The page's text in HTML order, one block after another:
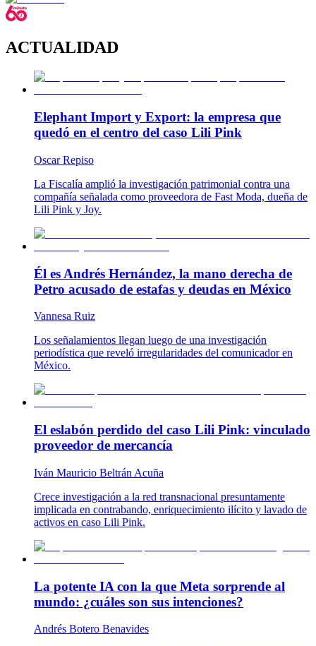
ACTUALIDAD
Elephant Import y Export: la empresa que
quedó en el centro del caso Lili Pink
Oscar Repiso
La Fiscalía amplió la investigación patrimonial contra una
compañía señalada como proveedora de Fast Moda, dueña de
Lili Pink y Joy.
Él es Andrés Hernández, la mano derecha de
Petro acusado de estafas y deudas en México
Vannesa Ruiz
Los señalamientos llegan luego de una investigación
periodística que reveló irregularidades del comunicador en
México.
El eslabón perdido del caso Lili Pink: vinculado
proveedor de mercancía
Iván Mauricio Beltrán Acuña
Crece investigación a la red transnacional presuntamente
implicada en contrabando, enriquecimiento ilícito y lavado de
activos en caso Lili Pink.
La potente IA con la que Meta sorprende al
mundo: ¿cuáles son sus intenciones?
Andrés Botero Benavides